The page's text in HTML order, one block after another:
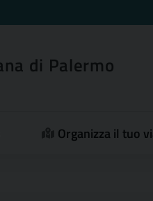
di Palermo
Organizza il tuo